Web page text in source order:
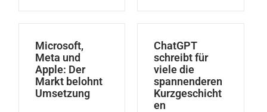
Microsoft,
Meta und
Apple: Der
Markt belohnt
Umsetzung
ChatGPT
schreibt für
viele die
spannenderen
Kurzgeschicht
en